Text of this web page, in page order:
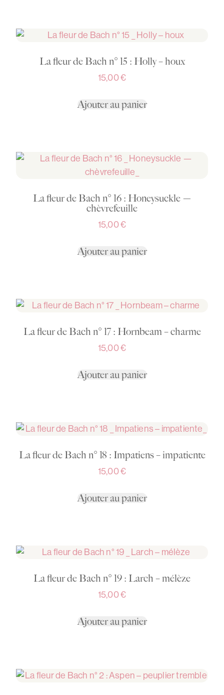
La fleur de Bach n° 15 : Holly – houx
15,00€
Ajouter au panier
La fleur de Bach n° 16 : Honeysuckle —
chèvrefeuille
15,00€
Ajouter au panier
La fleur de Bach n° 17 : Hornbeam – charme
15,00€
Ajouter au panier
La fleur de Bach n° 18 : Impatiens – impatiente
15,00€
Ajouter au panier
La fleur de Bach n° 19 : Larch – mélèze
15,00€
Ajouter au panier